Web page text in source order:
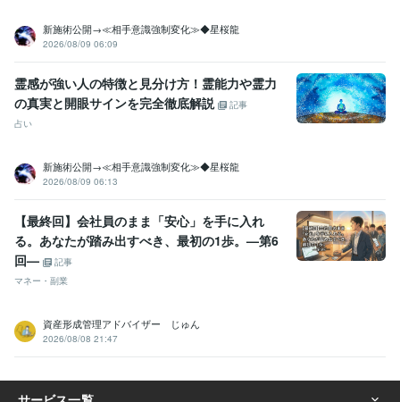
新施術公開→≪相手意識強制変化≫◆星桜龍
2026/08/09 06:09
霊感が強い人の特徴と見分け方！霊能力や霊力
の真実と開眼サインを完全徹底解説
記事
占い
新施術公開→≪相手意識強制変化≫◆星桜龍
2026/08/09 06:13
【最終回】会社員のまま「安心」を手に入れ
る。あなたが踏み出すべき、最初の1歩。—第6
回—
記事
マネー・副業
資産形成管理アドバイザー じゅん
2026/08/08 21:47